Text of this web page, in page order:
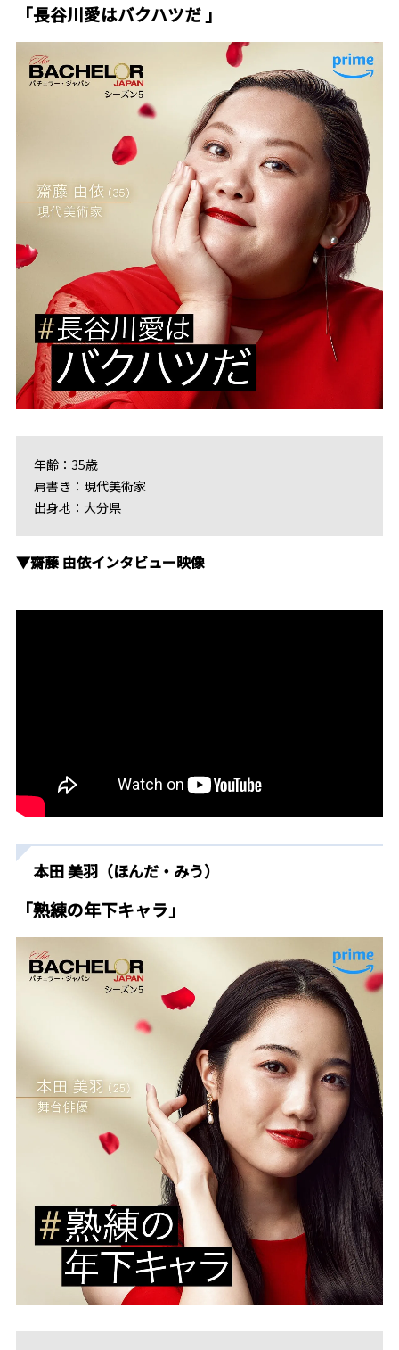
「長谷川愛はバクハツだ 」
年齢：35歳
肩書き：現代美術家
出身地：大分県
▼齋藤 由依インタビュー映像
本田 美羽（ほんだ・みう）
「熟練の年下キャラ」